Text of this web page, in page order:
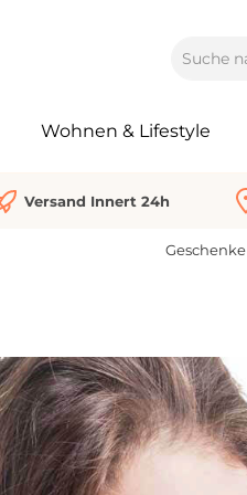
Wohnen & Lifestyle
Versand Innert 24h
Geschenke